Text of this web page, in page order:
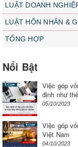
LUẬT DOANH
LUẬT HÔN NHÂN &
TỔNG HỢP
Nổi Bật
Việc góp
định như
05/10/2023
Việc góp
Việt Nam
04/10/2023